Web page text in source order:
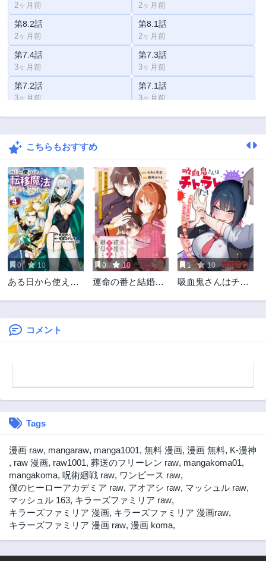
2ヶ月前 2ヶ月前
第8.2話
2ヶ月前
第8.1話
2ヶ月前
第7.4話
3ヶ月前
第7.3話
3ヶ月前
第7.2話
3ヶ月前
第7.1話
3ヶ月前
第6.4話 第6.3話
第6.2話
第5.3話
3ヶ月前
第5.2話
3ヶ月前
第5.1話
3ヶ月前
第4.6話
3ヶ月前
第4.5話
3ヶ月前
第4.4話
3ヶ月前
第4.3話
3ヶ月前
第4.2話
3ヶ月前
第4.1話 第3.5話
第3.4話
第2.3話
第2.1話
3ヶ月前
第1.2話
3ヶ月前
第1.1話
3ヶ月前
こちらもおすすめ
0 10
ある日から使える
るのが楽しくなり
ました
0 10
運命の番と結婚し
1 10
吸血鬼さんはチト
コメント
Tags
漫画 raw, mangaraw, manga1001, 無料 漫画, 漫画 無料, K-漫神
, raw 漫画, raw1001, 葬送のフリーレン raw, mangakoma01,
mangakoma, 呪術廻戦 raw, ワンピース raw,
僕のヒーローアカデミア raw, アオアシ raw, マッシュル raw,
マッシュル 163, キラーズファミリア raw,
キラーズファミリア 漫画, キラーズファミリア 漫画raw,
キラーズファミリア 漫画 raw, 漫画 koma,